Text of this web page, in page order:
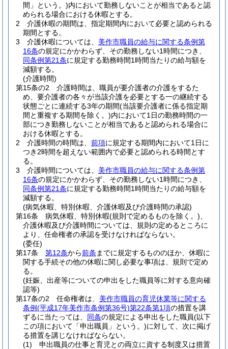
間」という。)内において勤務しないことが相当であると認
められる場合における休暇とする。
2
介護休暇の期間は、指定期間内において必要と認められる
期間とする。
3
介護休暇については、 美作市職員の給与に関する条例第
16条の規定にかかわらず、その勤務しない1時間につき、
同条例第21条に規定する勤務時間1時間当たりの給与額を
減額する。
(介護時間)
第15条の2
介護時間は、職員が要介護者の介護をするた
め、要介護者の各々が当該介護を必要とする一の継続する
状態ごとに連続する3年の期間(当該要介護者に係る指定期
間と重複する期間を除く。)内において1日の勤務時間の一
部につき勤務しないことが相当であると認められる場合に
おける休暇とする。
2
介護時間の時間は、 前項に規定する期間内において1日に
つき2時間を超えない範囲内で必要と認められる時間とす
る。
3
介護時間については、 美作市職員の給与に関する条例第
16条の規定にかかわらず、その勤務しない1時間につき、
同条例第21条に規定する勤務時間1時間当たりの給与額を
減額する。
(病気休暇、特別休暇、介護休暇及び介護時間の承認)
第16条
病気休暇、特別休暇(規則で定めるものを除く。)
介護休暇及び介護時間については、規則の定めるところに
より、任命権者の承認を受けなければならない。
(委任)
第17条
第12条から前条 までに規定するもののほか、休暇に
関する手続その他の休暇に関し必要な事項は、規則で定め
る。
(妊娠、出産等についての申出をした職員等に対する意向確
認等)
第17条の2
任命権者は、 美作市職員の育児休業等に関する
条例(平成17年美作市条例第36号)第22条第1項の措置を講
ずるに当たっては、 同条の規定による申出をした職員(以下
この項において「申出職員」という。)に対して、次に掲げ
る措置を講じなければならない。
(1)
申出職員の仕事と育児との両立に資する制度又は措置